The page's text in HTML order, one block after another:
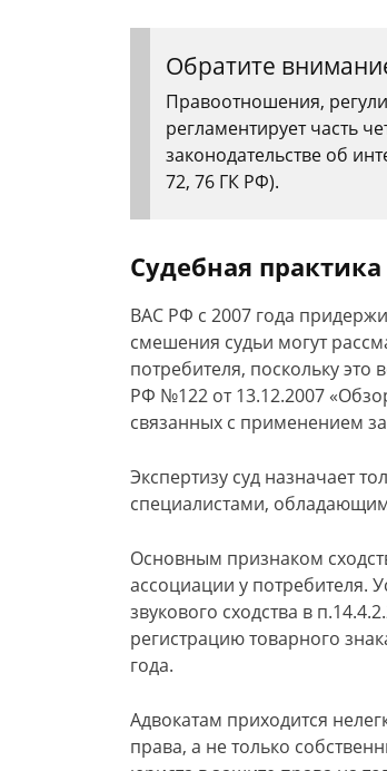
Обратите
Правоотношения,
регламентирует часть
законодательстве об
72, 76 ГК РФ).
Судебная практика
ВАС РФ с 2007 года
смешения судьи могут
потребителя, поскольку
РФ №122 от 13.12.2007
связанных с применением
Экспертизу суд назначает
специалистами,
Основным признаком
ассоциации у потребителя.
звукового сходства в
регистрацию товарного
года.
Адвокатам приходится
права, а не только